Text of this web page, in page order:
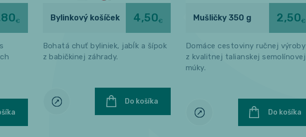
€ Bylinkový košíček 4,50€
Bohatá chuť byliniek, jabĺk a šípok
z babičkinej záhrady.
Do košíka
Mušličky 350 g 2,50€
Domáce cestoviny ručnej výroby
z kvalitnej talianskej semolínovej
múky.
Do košíka